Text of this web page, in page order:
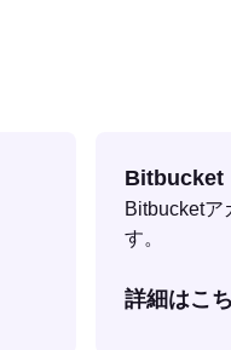
Bitbucket
Bitbucketア
す。
詳細はこ